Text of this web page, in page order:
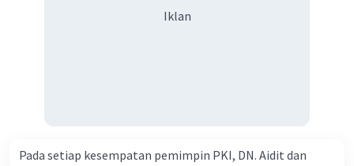
Iklan
Pada setiap kesempatan pemimpin PKI, DN. Aidit dan